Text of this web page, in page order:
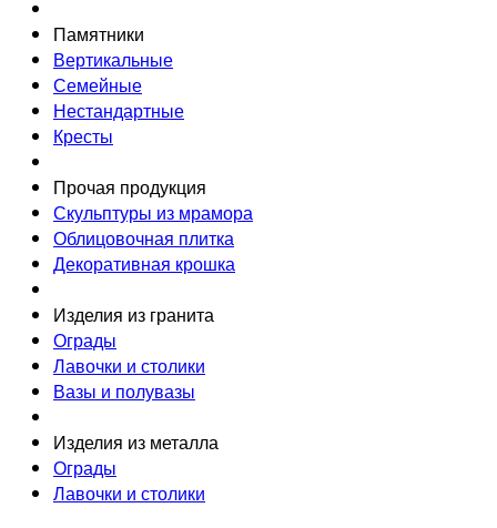
Памятники
Вертикальные
Семейные
Нестандартные
Кресты
Прочая продукция
Скульптуры из мрамора
Облицовочная плитка
Декоративная крошка
Изделия из гранита
Ограды
Лавочки и столики
Вазы и полувазы
Изделия из металла
Ограды
Лавочки и столики